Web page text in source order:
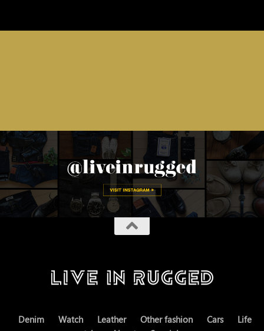
Denim Watch Leather Other fashion Cars
Life